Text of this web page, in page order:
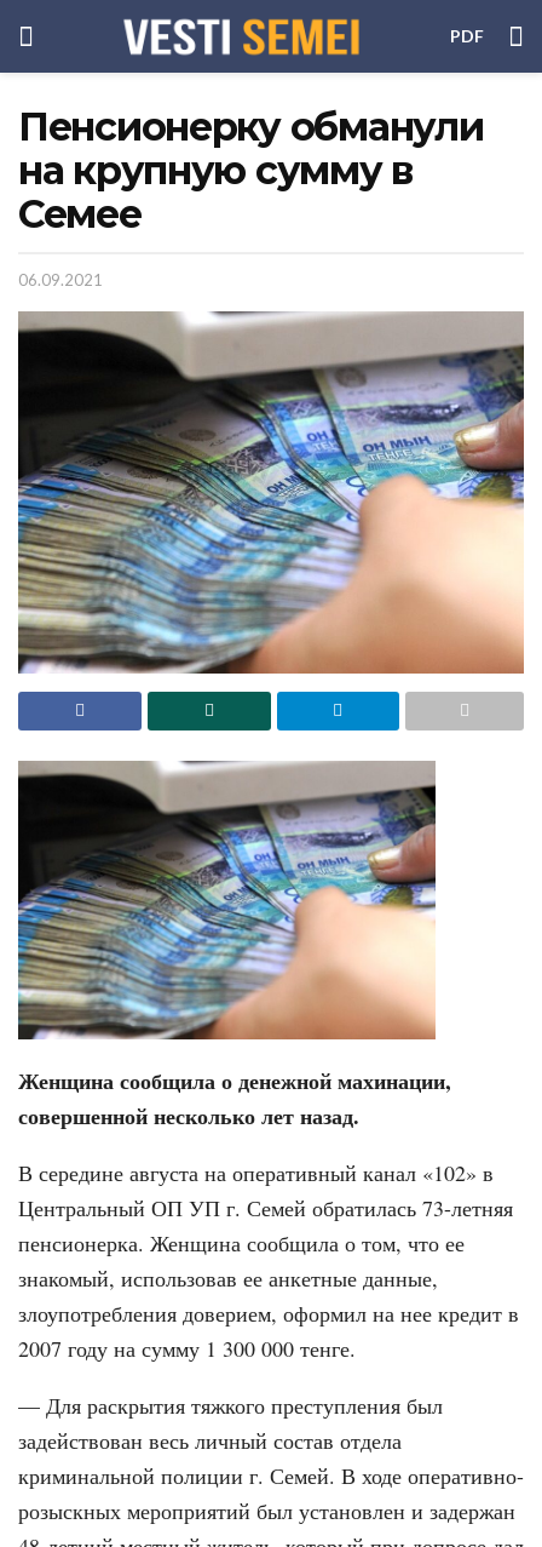
PDF
Пенсионерку обманули
на крупную сумму в
Семее
06.09.2021
Женщина сообщила о денежной махинации,
совершенной несколько лет назад.
В середине августа на оперативный канал «102» в
Центральный ОП УП г. Семей обратилась 73-летняя
пенсионерка. Женщина сообщила о том, что ее
знакомый, использовав ее анкетные данные,
злоупотребления доверием, оформил на нее кредит в
2007 году на сумму 1 300 000 тенге.
— Для раскрытия тяжкого преступления был
задействован весь личный состав отдела
криминальной полиции г. Семей. В ходе оперативно-
розыскных мероприятий был установлен и задержан